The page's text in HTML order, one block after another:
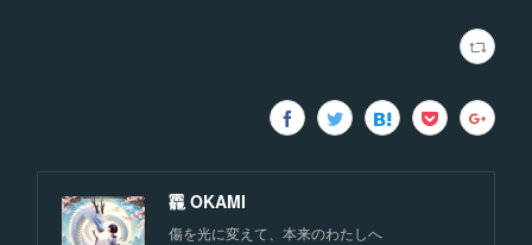
龗 OKAMI
傷を光に変えて、本来のわたしへ